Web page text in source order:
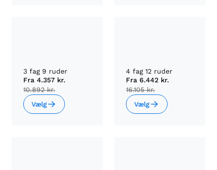
3 fag 9 ruder
Fra 4.357 kr.
10.892 kr.
Vælg
4 fag 12 ruder
Fra 6.442 kr.
16.105 kr.
Vælg